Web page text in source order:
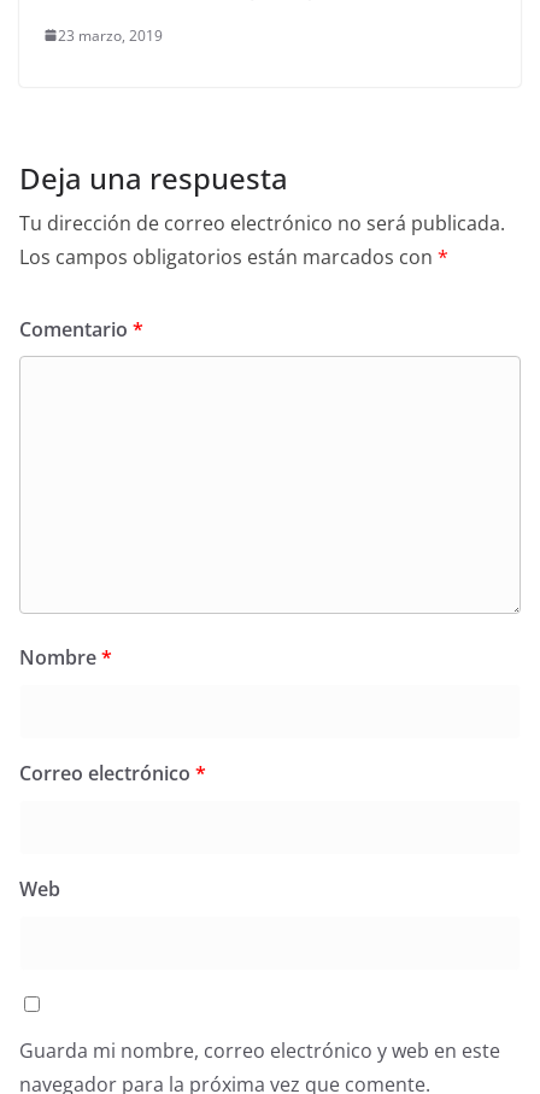
23 marzo, 2019
Deja una respuesta
Tu dirección de correo electrónico no será publicada.
Los campos obligatorios están marcados con *
Comentario *
Nombre*
Correo electrónico *
Web
Guarda mi nombre, correo electrónico y web en este
navegador para la próxima vez que comente.